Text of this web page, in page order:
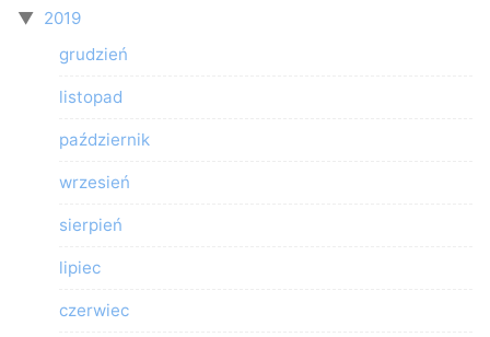
2019
grudzień
listopad
październik
wrzesień
sierpień
lipiec
czerwiec